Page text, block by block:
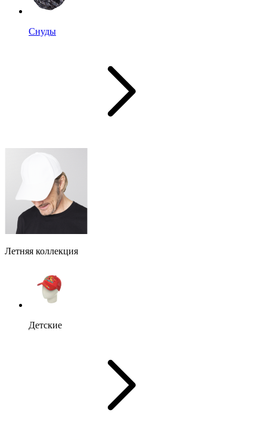
Снуды
Летняя коллекция
Детские